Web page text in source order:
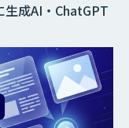
生成AI・ChatGPT